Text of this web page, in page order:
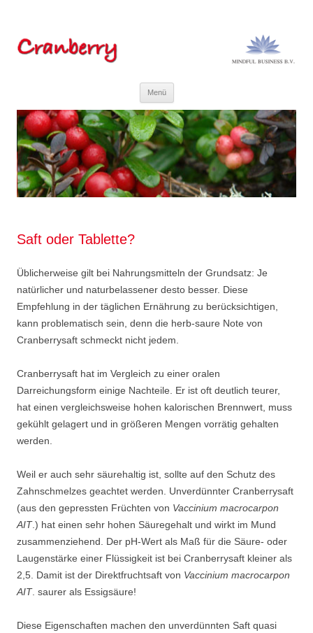
Menü
Saft oder Tablette?
Üblicherweise gilt bei Nahrungsmitteln der Grundsatz: Je
natürlicher und naturbelassener desto besser. Diese
Empfehlung in der täglichen Ernährung zu berücksichtigen,
kann problematisch sein, denn die herb-saure Note von
Cranberrysaft schmeckt nicht jedem.
Cranberrysaft hat im Vergleich zu einer oralen
Darreichungsform einige Nachteile. Er ist oft deutlich teurer,
hat einen vergleichsweise hohen kalorischen Brennwert, muss
gekühlt gelagert und in größeren Mengen vorrätig gehalten
werden.
Weil er auch sehr säurehaltig ist, sollte auf den Schutz des
Zahnschmelzes geachtet werden. Unverdünnter Cranberrysaft
(aus den gepressten Früchten von Vaccinium macrocarpon
AIT.) hat einen sehr hohen Säuregehalt und wirkt im Mund
zusammenziehend. Der pH-Wert als Maß für die Säure- oder
Laugenstärke einer Flüssigkeit ist bei Cranberrysaft kleiner als
2,5. Damit ist der Direktfruchtsaft von Vaccinium macrocarpon
AIT. saurer als Essigsäure!
Diese Eigenschaften machen den unverdünnten Saft quasi